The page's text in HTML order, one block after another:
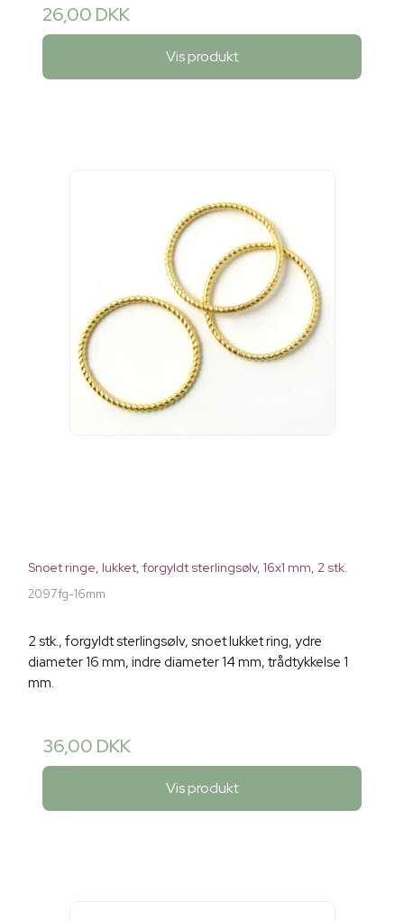
26,00 DKK
Vis produkt
Snoet ringe, lukket, forgyldt sterlingsølv, 16x1 mm, 2 stk.
2097fg-16mm
2 stk., forgyldt sterlingsølv, snoet lukket ring, ydre
diameter 16 mm, indre diameter 14 mm, trådtykkelse 1
mm.
36,00 DKK
Vis produkt